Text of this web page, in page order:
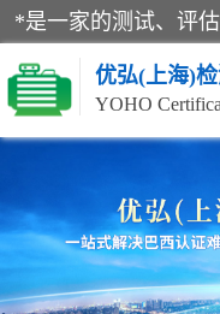
优弘(上海)
YOHO
RECYCLASS认证
NR12认证